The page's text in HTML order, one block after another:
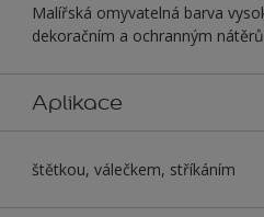
Malířská omyvatelná barva
dekoračním a ochranným
Aplikace
štětkou, válečkem, stříkáním